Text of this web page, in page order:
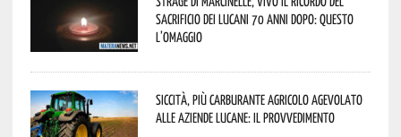
sacrificio dei lucani 70 anni dopo: questo
l’omaggio
Siccità, più carburante agricolo agevolato
alle aziende lucane: il provvedimento